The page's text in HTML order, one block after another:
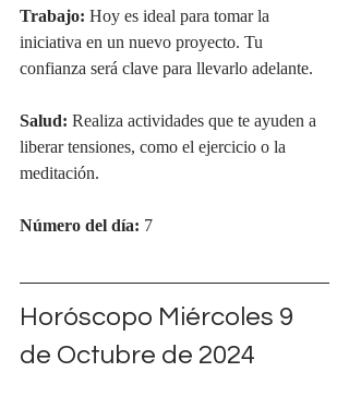
Trabajo: Hoy es ideal para tomar la
iniciativa en un nuevo proyecto. Tu
confianza será clave para llevarlo adelante.
Salud: Realiza actividades que te ayuden a
liberar tensiones, como el ejercicio o la
meditación.
Número del día: 7
Horóscopo Miércoles 9
de Octubre de 2024